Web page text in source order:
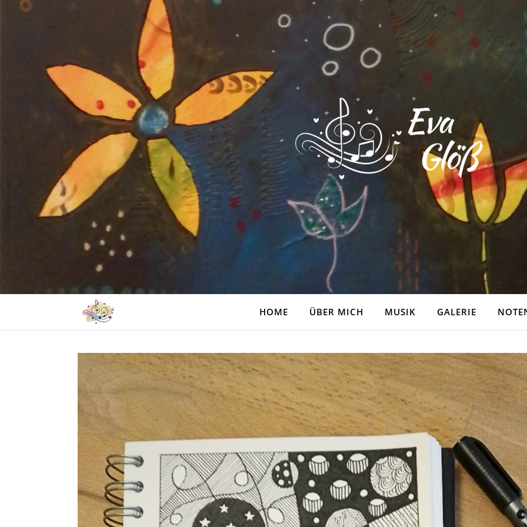
HOME ÜBER MICH MUSIK GALERIE